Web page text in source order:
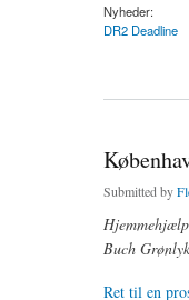
Nyheder:
DR2 Deadline
about Debat om
Submitted by
Buch
Ret til en